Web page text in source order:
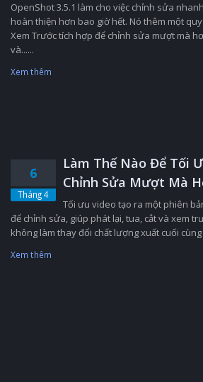
OpenShot 3.5.1 làm cho việc chỉnh sửa
hoàn thiện hơn bao giờ hết. Nó thêm một
Xem Trước tích hợp để chỉnh sửa mượt mà
và......
Xem thêm
6
Tháng 4
Làm Thế Nào Để Tối
Chỉnh Sửa Mượt Mà
Tối ưu video tạo ra một phiên
để chỉnh sửa, giúp phát lại, tua, cắt và xem
không làm thay đổi chất lượng xuất cuối cùng
Xem thêm